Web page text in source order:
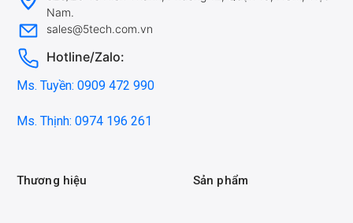
Nam.
sales@5tech.com.vn
Hotline/Zalo:
Ms. Tuyền: 0909 472 990
Ms. Thịnh: 0974 196 261
Thương hiệu Sản phẩm